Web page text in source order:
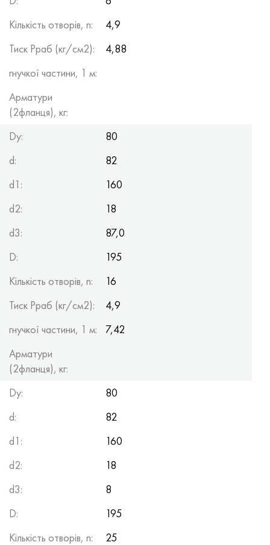
Кількість отворів, n:
4,9
Тиск Рраб (кг/см2):
4,88
гнучкої частини, 1 м:
Арматури
(2фланця), кг:
Dy:
80
d:
82
d1:
160
d2:
18
d3:
87,0
D:
195
Кількість отворів, n:
16
Тиск Рраб (кг/см2):
4,9
гнучкої частини, 1 м:
7,42
Арматури
(2фланця), кг:
Dy:
80
d:
82
d1:
160
d2:
18
d3:
8
D:
195
Кількість отворів, n:
25